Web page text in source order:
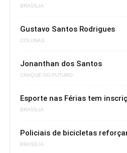
BRASÍLIA
Gustavo Santos Rodrigues
COLUNAS
Jonanthan dos Santos
CRAQUE DO FUTURO
Esporte nas Férias tem
BRASÍLIA
Policiais de bicicletas
BRASÍLIA